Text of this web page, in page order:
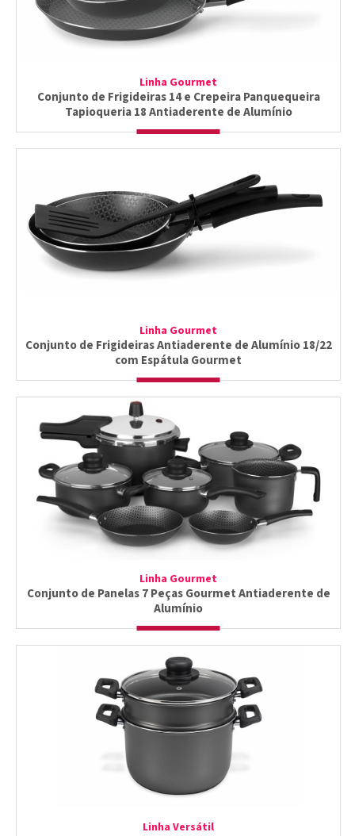
Linha Gourmet
Conjunto de Frigideiras 14 e Crepeira Panquequeira
Tapioqueria 18 Antiaderente de Alumínio
Linha Gourmet
Conjunto de Frigideiras Antiaderente de Alumínio 18/22
com Espátula Gourmet
Linha Gourmet
Conjunto de Panelas 7 Peças Gourmet Antiaderente de
Alumínio
Linha Versátil